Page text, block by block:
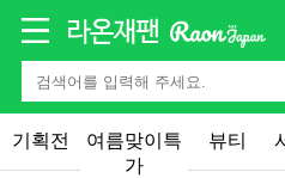
기획전
여름맞이특
가
뷰티